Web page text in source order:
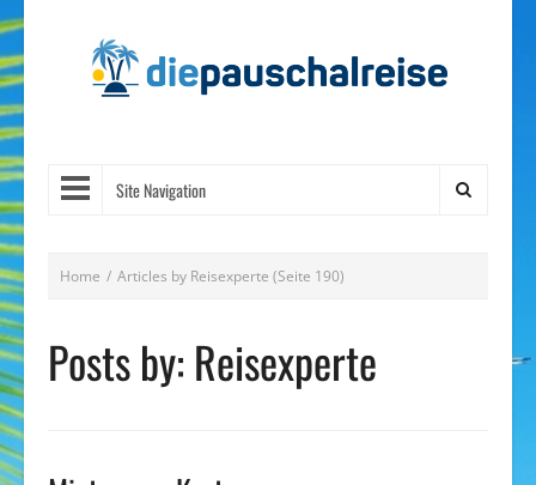
Site Navigation
Home / Articles by Reisexperte (Seite 190)
Posts by: Reisexperte